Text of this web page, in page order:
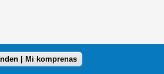
is external)
| Mi komprenas